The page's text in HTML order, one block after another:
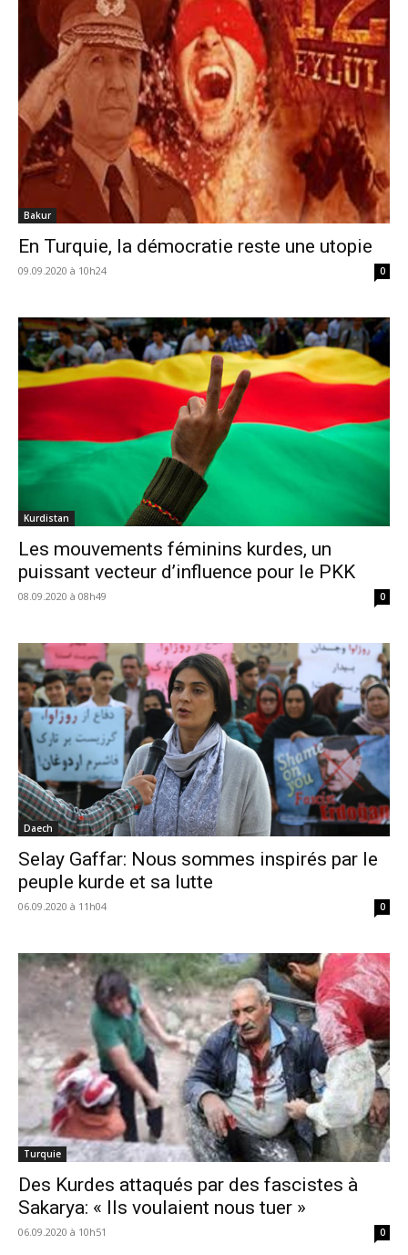
Bakur
En Turquie, la démocratie reste une utopie
09.09.2020 à 10h24 0
Kurdistan
Les mouvements féminins kurdes, un
puissant vecteur d’influence pour le PKK
08.09.2020 à 08h49 0
Daech
Selay Gaffar: Nous sommes inspirés par le
peuple kurde et sa lutte
06.09.2020 à 11h04 0
Turquie
Des Kurdes attaqués par des fascistes à
Sakarya: « Ils voulaient nous tuer »
06.09.2020 à 10h51 0